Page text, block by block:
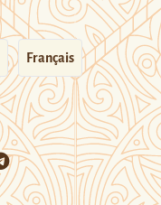
Français